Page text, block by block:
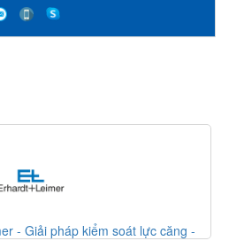
Leimer - Giải pháp kiểm soát